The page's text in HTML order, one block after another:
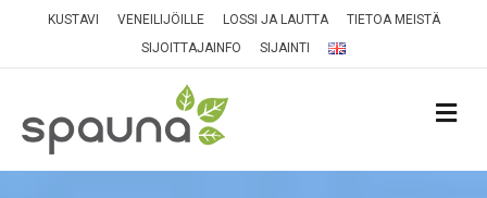
KUSTAVI VENEILIJÖILLE LOSSI JA LAUTTA
TIETOA MEISTÄ
SIJOITTAJAINFO
SIJAINTI